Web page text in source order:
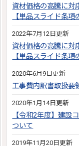
資材価格の高騰に対
【単品スライド条項
2022年7月12日更新
資材価格の高騰に対
【単品スライド条項
2020年6月9日更新
工事費内訳書取扱要
2020年1月14日更新
【令和2年度】建設
ついて
2019年11月20日更新